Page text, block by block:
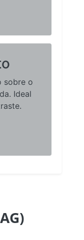
sobre o
Ideal